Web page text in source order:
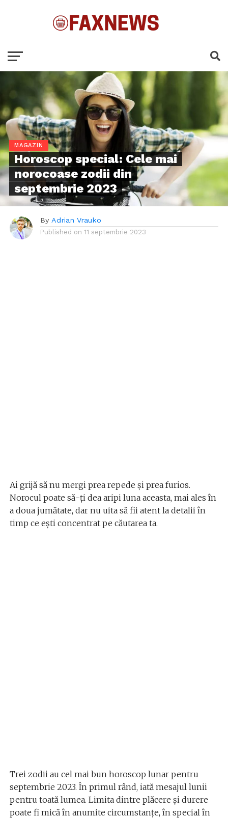
MAGAZIN
Horoscop special: Cele mai
norocoase zodii din
septembrie 2023
By Adrian Vrauko
Published on 11 septembrie 2023
Ai grijă să nu mergi prea repede și prea furios.
Norocul poate să-ți dea aripi luna aceasta, mai ales în
a doua jumătate, dar nu uita să fii atent la detalii în
timp ce ești concentrat pe căutarea ta.
Trei zodii au cel mai bun horoscop lunar pentru
septembrie 2023. În primul rând, iată mesajul lunii
pentru toată lumea. Limita dintre plăcere și durere
poate fi mică în anumite circumstanțe, în special în